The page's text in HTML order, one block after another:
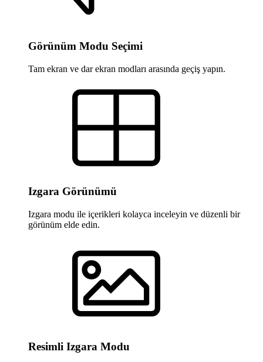
Görünüm Modu Seçimi
Tam ekran ve dar ekran modları arasında geçiş yapın.
Izgara Görünümü
Izgara modu ile içerikleri kolayca inceleyin ve düzenli bir
görünüm elde edin.
Resimli Izgara Modu